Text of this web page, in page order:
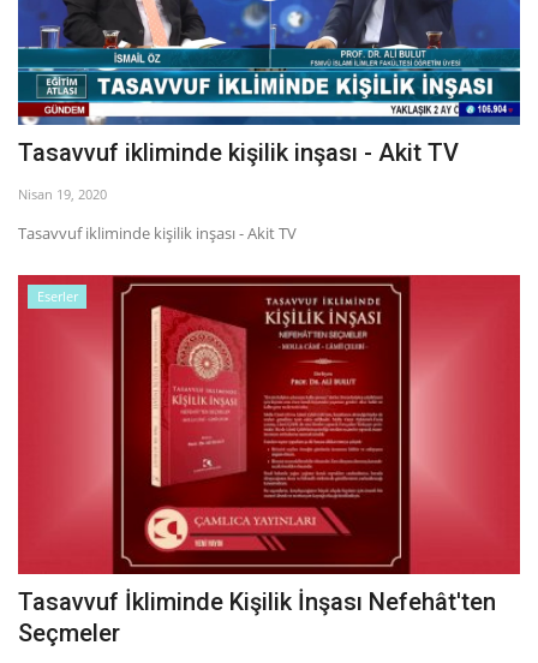
Tasavvuf ikliminde kişilik inşası - Akit TV
Nisan 19, 2020
Tasavvuf ikliminde kişilik inşası - Akit TV
Eserler
Tasavvuf İkliminde Kişilik İnşası Nefehât'ten
Seçmeler